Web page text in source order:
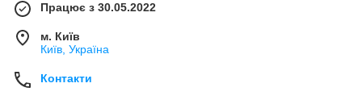
Працює з 30.05.2022
м. Київ
Київ, Україна
Контакти